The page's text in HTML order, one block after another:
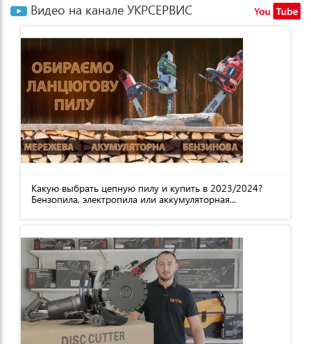
Видео на канале УКРСЕРВИС
Какую выбрать цепную пилу и купить в 2023/2024?
Бензопила, электропила или аккумуляторная...